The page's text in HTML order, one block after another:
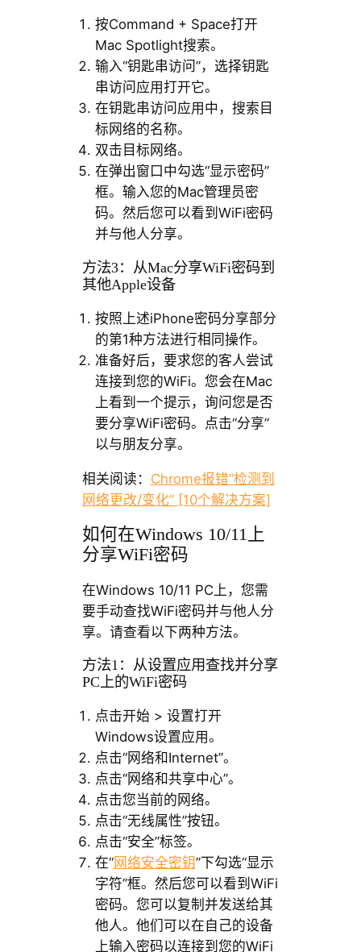
按Command + Space打开
Mac Spotlight搜索。
输入“钥匙串访问”，选择钥匙
串访问应用打开它。
在钥匙串访问应用中，搜索目
标网络的名称。
双击目标网络。
在弹出窗口中勾选“显示密码”
框。输入您的Mac管理员密
码。然后您可以看到WiFi密码
并与他人分享。
方法3：从Mac分享WiFi密码到
其他Apple设备
按照上述iPhone密码分享部分
的第1种方法进行相同操作。
准备好后，要求您的客人尝试
连接到您的WiFi。您会在Mac
上看到一个提示，询问您是否
要分享WiFi密码。点击“分享”
以与朋友分享。
相关阅读： Chrome报错“检测到
网络更改/变化” [10个解决方案]
如何在Windows 10/11上
分享WiFi密码
在Windows 10/11 PC上，您需
要手动查找WiFi密码并与他人分
享。请查看以下两种方法。
方法1：从设置应用查找并分享
PC上的WiFi密码
点击开始 > 设置打开
Windows设置应用。
点击“网络和Internet”。
点击“网络和共享中心”。
点击您当前的网络。
点击“无线属性”按钮。
点击“安全”标签。
在“网络安全密钥”下勾选“显示
字符”框。然后您可以看到WiFi
密码。您可以复制并发送给其
他人。他们可以在自己的设备
上输入密码以连接到您的WiFi